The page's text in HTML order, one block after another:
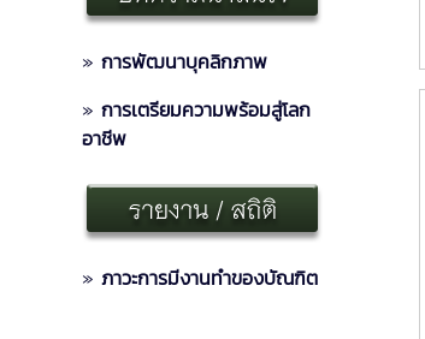
» การพัฒนาบุคลิกภาพ
» การเตรียมความพร้อมสู่โลก
อาชีพ
» ภาวะการมีงานทำของบัณฑิต